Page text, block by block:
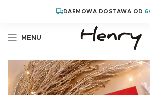
DARMOWA DOSTAWA OD
MENU